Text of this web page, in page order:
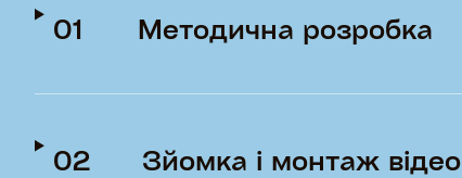
01 Методична розробка
02 Зйомка і монтаж відео